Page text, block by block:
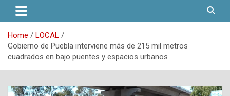
Home
LOCAL
Gobierno de Puebla interviene más de 215 mil metros
cuadrados en bajo puentes y espacios urbanos